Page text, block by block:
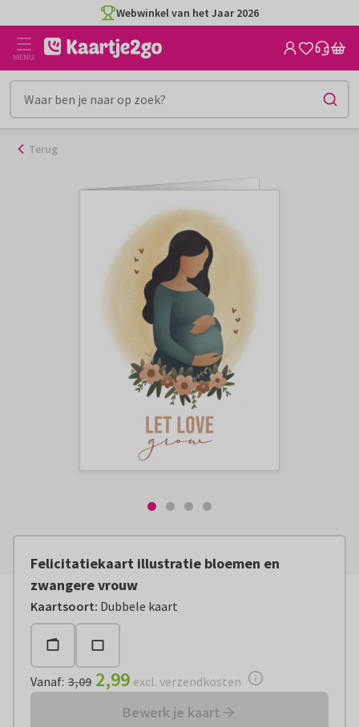
naar
inhoud
Webwinkel van het Jaar 2026
MENU
Terug
Felicitatiekaart illustratie bloemen en
zwangere vrouw
Kaartsoort: Dubbele kaart
Vanaf: € 2,99 excl. verzendkosten
Vanaf: 3,09 2,99 excl. verzendkosten
Bewerk je kaart